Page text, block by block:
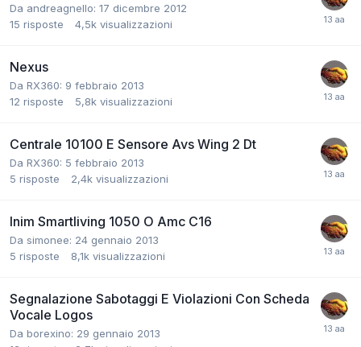
Da andreagnello: 17 dicembre 2012
15 risposte 4,5k visualizzazioni
Nexus
Da RX360: 9 febbraio 2013
12 risposte 5,8k visualizzazioni
Centrale 10100 E Sensore Avs Wing 2 Dt
Da RX360: 5 febbraio 2013
5 risposte 2,4k visualizzazioni
Inim Smartliving 1050 O Amc C16
Da simonee: 24 gennaio 2013
5 risposte 8,1k visualizzazioni
Segnalazione Sabotaggi E Violazioni Con Scheda
Vocale Logos
Da borexino: 29 gennaio 2013